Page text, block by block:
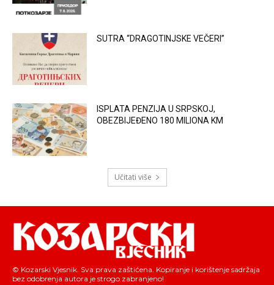
SUTRA “DRAGOTINJSKE VEČERI”
ISPLATA PENZIJA U SRPSKOJ,
OBEZBIJEĐENO 180 MILIONA KM
Učitati više
© Kozarski Vjesnik. Sva prava zaštićena. Kopiranje i korištenje sadržaja
bez odobrenja autora je strogo zabranjeno!